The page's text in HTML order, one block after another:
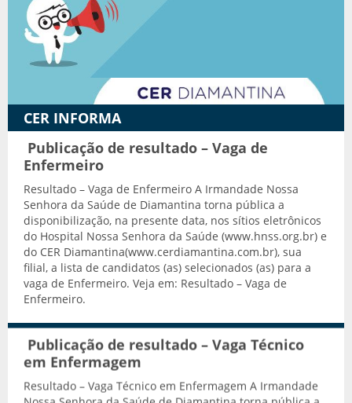
Cinoterapia
Triagem Auditiva Neonatal - TAN
CER INFORMA
Publicação de resultado – Vaga de
Enfermeiro
Resultado – Vaga de Enfermeiro A Irmandade Nossa
Senhora da Saúde de Diamantina torna pública a
disponibilização, na presente data, nos sítios eletrônicos
do Hospital Nossa Senhora da Saúde (www.hnss.org.br) e
do CER Diamantina(www.cerdiamantina.com.br), sua
filial, a lista de candidatos (as) selecionados (as) para a
vaga de Enfermeiro. Veja em: Resultado – Vaga de
Enfermeiro.